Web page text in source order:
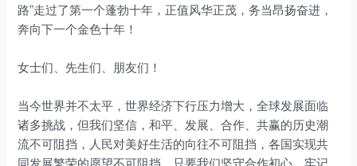
路”走过了第一个蓬勃十年，正值风华正茂，务当昂扬奋进，
奔向下一个金色十年！
女士们、先生们、朋友们！
当今世界并不太平，世界经济下行压力增大，全球发展面临
诸多挑战，但我们坚信，和平、发展、合作、共赢的历史潮
流不可阻挡，人民对美好生活的向往不可阻挡，各国实现共